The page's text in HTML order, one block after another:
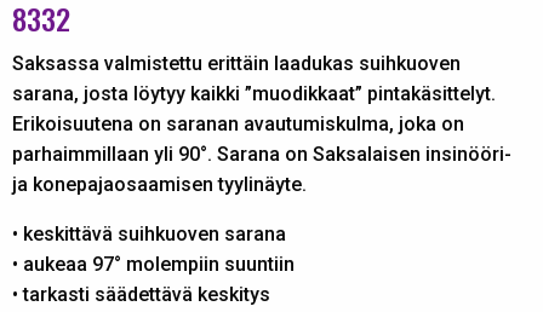
8332
Saksassa valmistettu erittäin laadukas suihkuoven
sarana, josta löytyy kaikki ”muodikkaat” pintakäsittelyt.
Erikoisuutena on saranan avautumiskulma, joka on
parhaimmillaan yli 90°. Sarana on Saksalaisen insinööri-
ja konepajaosaamisen tyylinäyte.
• keskittävä suihkuoven sarana
• aukeaa 97° molempiin suuntiin
• tarkasti säädettävä keskitys